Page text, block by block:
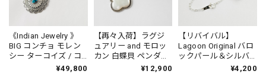
《Indian Jewelry 》
BIG コンチョ モレン
シー ターコイズ / コ
ーラル ペンダント
¥49,800
【再々入荷】ラグジ
ュアリー and モロッ
カン 白蝶貝 ペンダン
¥12,900
【リバイバル】
Lagoon Original バロ
ックパール＆シルバ
ー チェーンブレスレ
¥4,200